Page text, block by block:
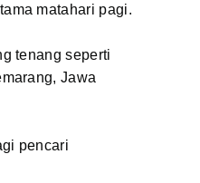
matahari pagi.
tenang seperti
Jawa
pencari